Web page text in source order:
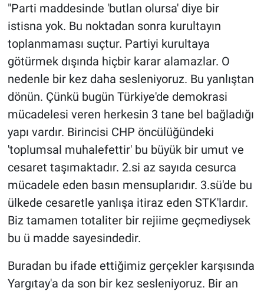
"Parti maddesinde 'butlan olursa' diye bir
istisna yok. Bu noktadan sonra kurultayın
toplanmaması suçtur. Partiyi kurultaya
götürmek dışında hiçbir karar alamazlar. O
nedenle bir kez daha sesleniyoruz. Bu yanlıştan
dönün. Çünkü bugün Türkiye'de demokrasi
mücadelesi veren herkesin 3 tane bel bağladığı
yapı vardır. Birincisi CHP öncülüğündeki
'toplumsal muhalefettir' bu büyük bir umut ve
cesaret taşımaktadır. 2.si az sayıda cesurca
mücadele eden basın mensuplarıdır. 3.sü'de bu
ülkede cesaretle yanlışa itiraz eden STK'lardır.
Biz tamamen totaliter bir rejiime geçmediysek
bu ü madde sayesindedir.
Buradan bu ifade ettiğimiz gerçekler karşısında
Yargıtay'a da son bir kez sesleniyoruz. Bir an